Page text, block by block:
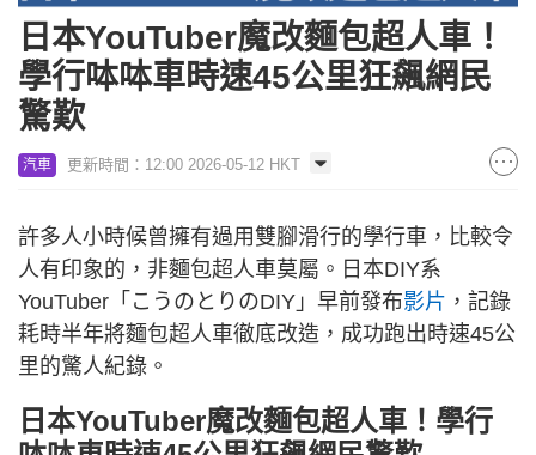
日本YouTuber魔改麵包超人車！
學行呠呠車時速45公里狂飆網民
驚歎
汽車 更新時間：12:00 2026-05-12 HKT
許多人小時候曾擁有過用雙腳滑行的學行車，比較令
人有印象的，非麵包超人車莫屬。日本DIY系
YouTuber「こうのとりのDIY」早前發布影片 ，記錄
耗時半年將麵包超人車徹底改造，成功跑出時速45公
里 的驚人紀錄。
日本YouTuber魔改麵包超人車！學行